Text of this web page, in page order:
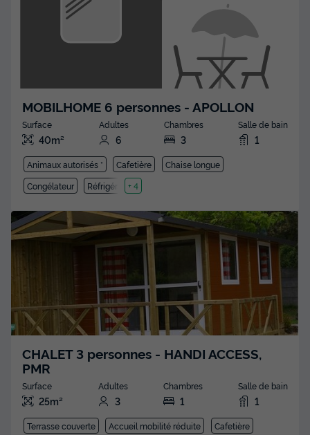
MOBILHOME 6 personnes - APOLLON
Surface
40m²
Adultes
6
Chambres
3
Salle de bain
1
Animaux autorisés * Cafetière
Chaise longue
Congélateur
Réfrigérateur
+ 4
CHALET 3 personnes - HANDI ACCESS,
PMR
Surface
25m²
Adultes
3
Chambres
1
Salle de bain
1
Terrasse couverte Accueil mobilité réduite
Cafetière